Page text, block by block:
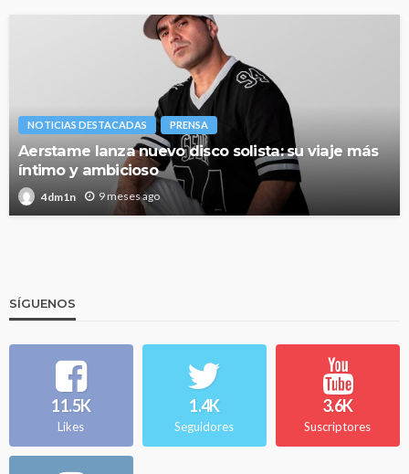
NOTICIAS DESTACADAS PRENSA
Aerstame lanza nuevo disco solista: su viaje más
íntimo y ambicioso
4dm1n 9 meses ago
SÍGUENOS
11.5K
Likes
1.4K
Seguidores
3.6K
Suscriptores